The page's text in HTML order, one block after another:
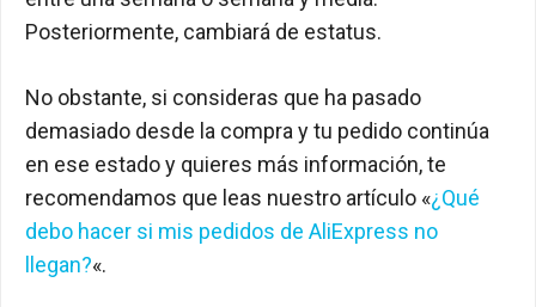
Posteriormente, cambiará de estatus.
No obstante, si consideras que ha pasado
demasiado desde la compra y tu pedido continúa
en ese estado y quieres más información, te
recomendamos que leas nuestro artículo «¿Qué
debo hacer si mis pedidos de AliExpress no
llegan?«.